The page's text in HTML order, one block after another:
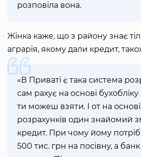
розповіла вона.
Жінка каже, що з району знає
аграрія, якому дали кредит,
«В Приваті є така система
сам рахує на основі бухобліку
ти можеш взяти. І от на
розрахунків один знайомий
кредит. При чому йому
500 тис. грн на посівну, а